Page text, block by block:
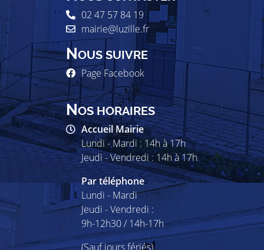
02 47 57 84 19
mairie@luzille.fr
NOUS SUIVRE
Page Facebook
NOS HORAIRES
Accueil Mairie
Lundi - Mardi : 14h à 17h
Jeudi - Vendredi : 14h à 17h
Par téléphone
Lundi - Mardi
Jeudi - Vendredi :
9h-12h30 / 14h-17h
(Sauf jours fériés)